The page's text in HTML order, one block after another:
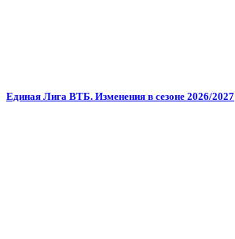
Единая Лига ВТБ. Изменения в сезоне 2026/2027